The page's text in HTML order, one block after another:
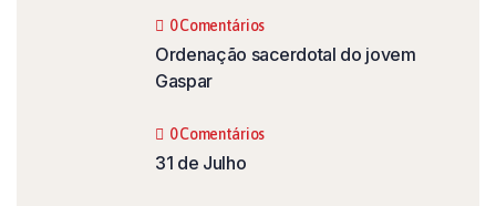
0 Comentários
Ordenação sacerdotal do jovem
Gaspar
0 Comentários
31 de Julho